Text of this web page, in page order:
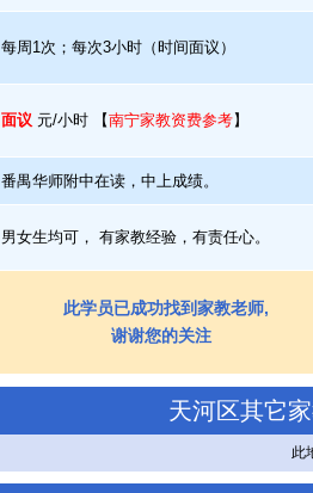
每周1次；每次3小时（时间面议）
面议 元/小时 【南宁家教资费参考】
番禺华师附中在读，中上成绩。
男女生均可， 有家教经验，有责任心。
此学员已成功找到家教老师,
谢谢您的关注
天河区其它
此